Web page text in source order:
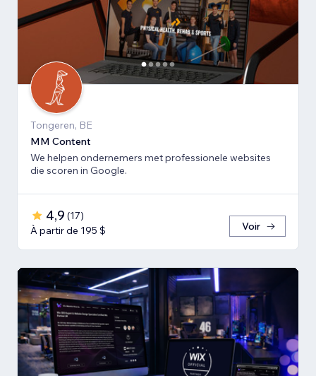
Tongeren, BE
MM Content
We helpen ondernemers met professionele websites
die scoren in Google.
4,9 (17)
À partir de 195 $
Voir